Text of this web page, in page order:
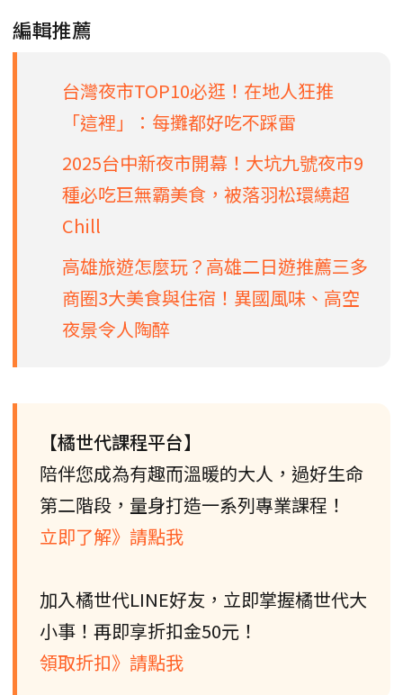
編輯推薦
台灣夜市TOP10必逛！在地人狂推
「這裡」：每攤都好吃不踩雷
2025台中新夜市開幕！大坑九號夜市9
種必吃巨無霸美食，被落羽松環繞超
Chill
高雄旅遊怎麼玩？高雄二日遊推薦三多
商圈3大美食與住宿！異國風味、高空
夜景令人陶醉
【橘世代課程平台】
陪伴您成為有趣而溫暖的大人，過好生命
第二階段，量身打造一系列專業課程！
立即了解》請點我
加入橘世代LINE好友，立即掌握橘世代大
小事！再即享折扣金50元！
領取折扣》請點我